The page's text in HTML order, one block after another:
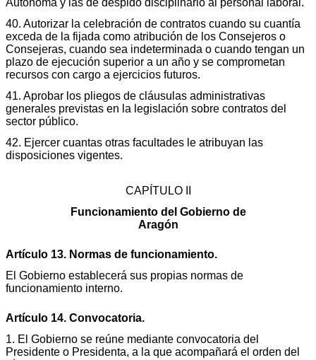
Autónoma y las de despido disciplinario al personal laboral.
40. Autorizar la celebración de contratos cuando su cuantía
exceda de la fijada como atribución de los Consejeros o
Consejeras, cuando sea indeterminada o cuando tengan un
plazo de ejecución superior a un año y se comprometan
recursos con cargo a ejercicios futuros.
41. Aprobar los pliegos de cláusulas administrativas
generales previstas en la legislación sobre contratos del
sector público.
42. Ejercer cuantas otras facultades le atribuyan las
disposiciones vigentes.
CAPÍTULO II
Funcionamiento del Gobierno de
Aragón
Artículo 13. Normas de funcionamiento.
El Gobierno establecerá sus propias normas de
funcionamiento interno.
Artículo 14. Convocatoria.
1. El Gobierno se reúne mediante convocatoria del
Presidente o Presidenta, a la que acompañará el orden del